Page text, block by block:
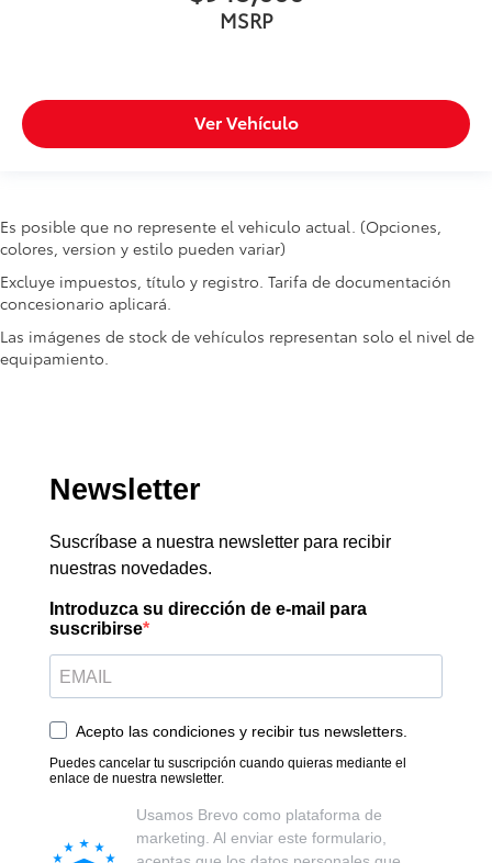
MSRP
Ver Vehículo
Es posible que no represente el vehiculo actual. (Opciones,
colores, version y estilo pueden variar)
Excluye impuestos, título y registro. Tarifa de documentación
concesionario aplicará.
Las imágenes de stock de vehículos representan solo el nivel de
equipamiento.